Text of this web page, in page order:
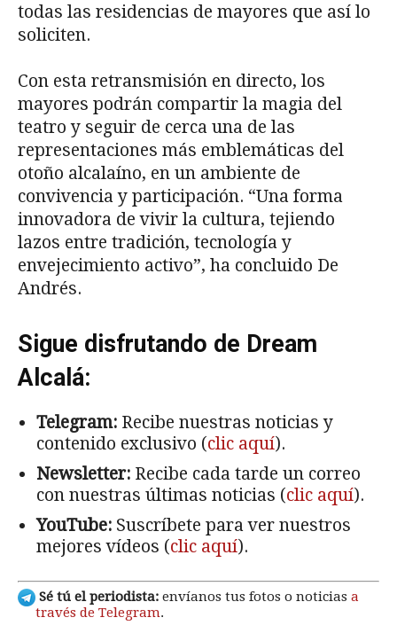
todas las residencias de mayores que así lo
soliciten.
Con esta retransmisión en directo, los
mayores podrán compartir la magia del
teatro y seguir de cerca una de las
representaciones más emblemáticas del
otoño alcalaíno, en un ambiente de
convivencia y participación. “Una forma
innovadora de vivir la cultura, tejiendo
lazos entre tradición, tecnología y
envejecimiento activo”, ha concluido De
Andrés.
Sigue disfrutando de Dream
Alcalá:
Telegram: Recibe nuestras noticias y
contenido exclusivo (clic aquí).
Newsletter: Recibe cada tarde un correo
con nuestras últimas noticias (clic aquí).
YouTube: Suscríbete para ver nuestros
mejores vídeos (clic aquí).
Sé tú el periodista: envíanos tus fotos o noticias a
través de Telegram.